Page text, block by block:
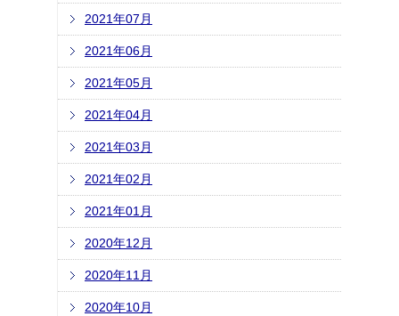
2021年07月
2021年06月
2021年05月
2021年04月
2021年03月
2021年02月
2021年01月
2020年12月
2020年11月
2020年10月